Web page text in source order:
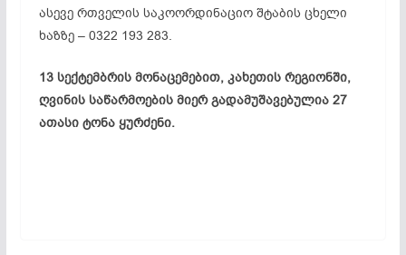
ასევე რთველის საკოორდინაციო შტაბის ცხელი
ხაზზე – 0322 193 283.
13 სექტემბრის მონაცემებით, კახეთის რეგიონში,
ღვინის საწარმოების მიერ გადამუშავებულია 27
ათასი ტონა ყურძენი.